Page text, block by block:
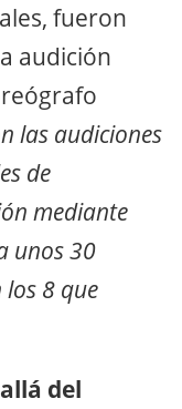
fueron
audición
las audiciones
de
mediante
unos 30
8 que
del